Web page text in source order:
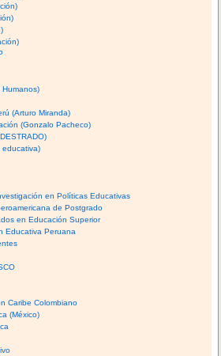
Humanos)
(Arturo Miranda)
(Gonzalo Pacheco)
educativa)
en Políticas Educativas
de Postgrado
en Educación Superior
Educativa Peruana
Caribe Colombiano
(México)